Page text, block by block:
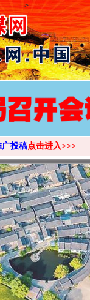
>
广投稿点击进入>>>